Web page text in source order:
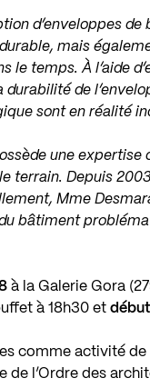
d’enveloppes
mais
le temps. À l’aide
de
sont en réalité
une expertise
terrain. Depuis
Mme
bâtiment
à laGalerie Gora
à 18h30 et
comme activité
l’Ordre des